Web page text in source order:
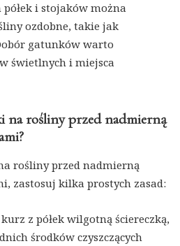
i stojaków można
ozdobne, takie jak
gatunków warto
świetlnych i miejsca
na rośliny przed nadmierną
rośliny przed nadmierną
zastosuj kilka prostych zasad:
z półek wilgotną ściereczką,
środków czyszczących